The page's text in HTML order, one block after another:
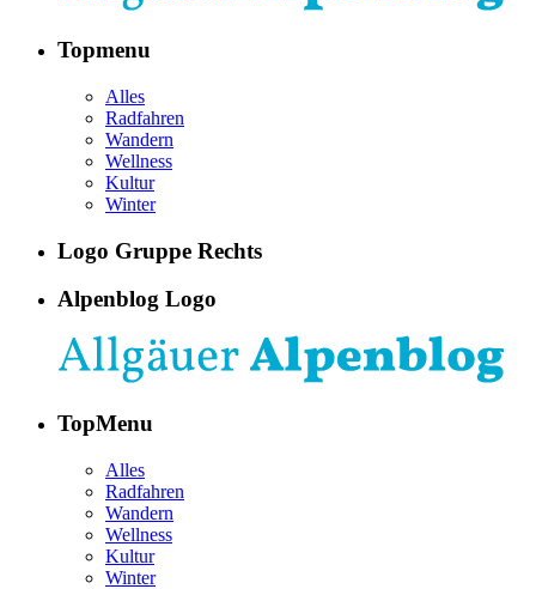
Topmenu
Alles
Radfahren
Wandern
Wellness
Kultur
Winter
Logo Gruppe Rechts
Alpenblog Logo
TopMenu
Alles
Radfahren
Wandern
Wellness
Kultur
Winter